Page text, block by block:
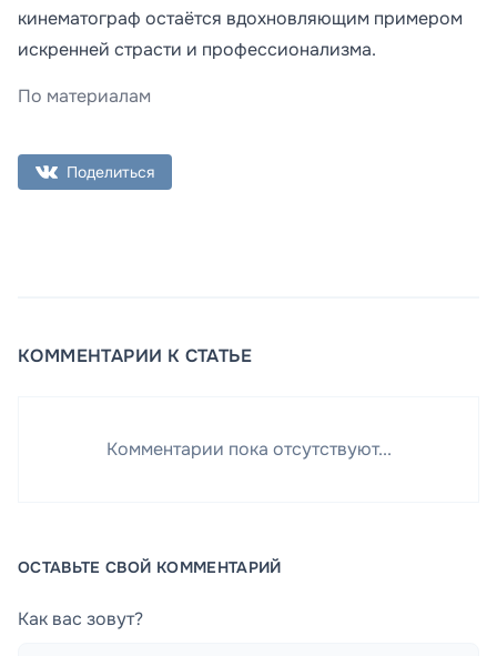
кинематограф остаётся вдохновляющим примером
искренней страсти и профессионализма.
По материалам
Поделиться
КОММЕНТАРИИ К СТАТЬЕ
Комментарии пока отсутствуют...
ОСТАВЬТЕ СВОЙ КОММЕНТАРИЙ
Как вас зовут?